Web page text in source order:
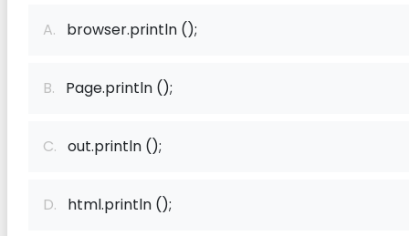
A. browser.println ();
B. Page.println ();
C. out.println ();
D. html.println ();